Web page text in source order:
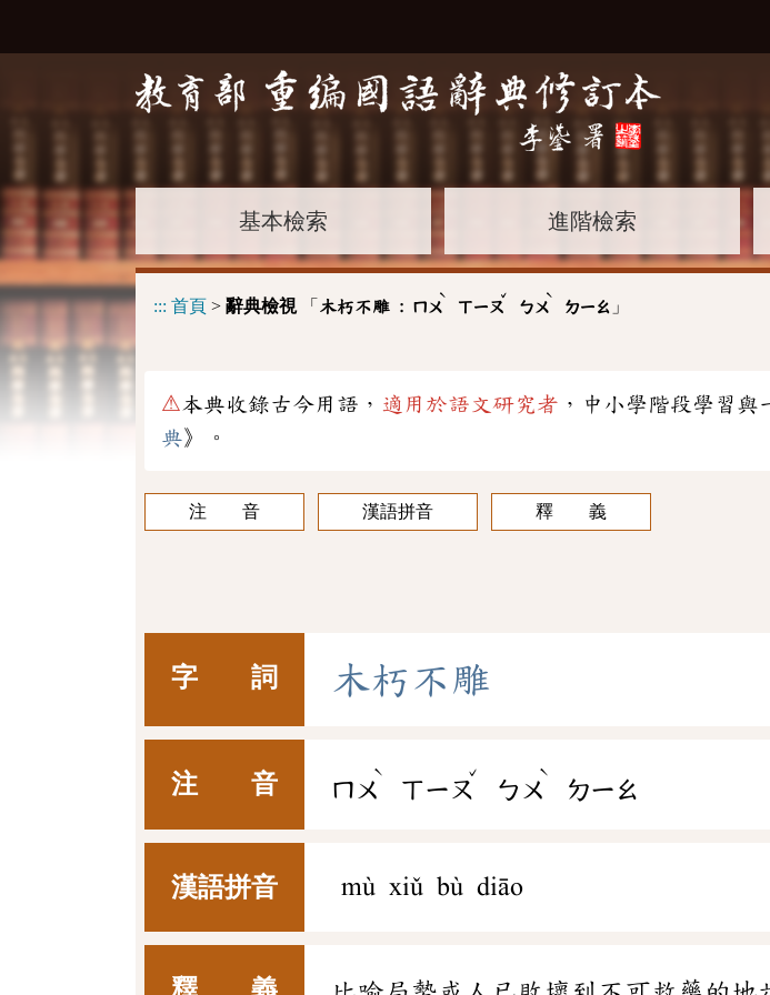
基本檢索 進階檢索
::: 首頁 > 辭典檢視「 木朽不雕 : ㄇㄨ
ˋ
ㄒㄧㄡ
ˇ
ㄅㄨ
ˋ
ㄉㄧㄠ 」
⚠本典收錄古今用語， 適用於語文研究者 ，中小學階段學習
典》。
注 音 漢語拼音 釋 義
字 詞 木朽不 雕
注 音 ㄇㄨ
ˋ
ㄒㄧㄡ
ˇ
ㄅㄨ
ˋ
ㄉㄧㄠ
漢語拼音 mù xiǔ bù diāo